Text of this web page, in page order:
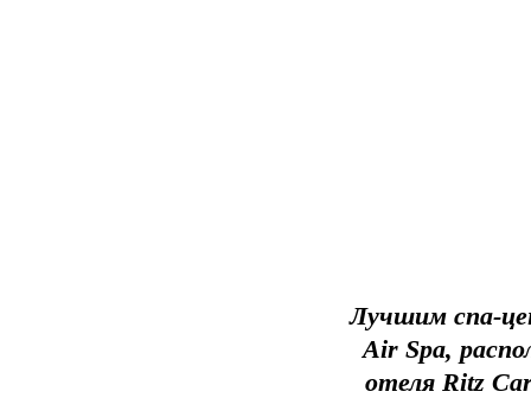
Лучшим спа-
Air Spa,
отеля Ritz